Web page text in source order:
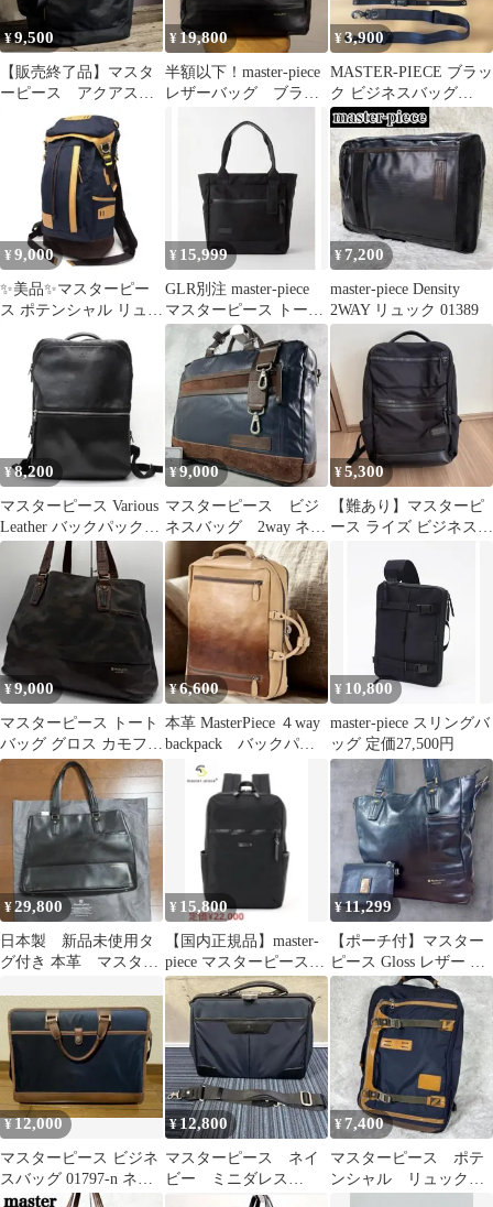
¥9,500
【販売終了品】マスタ
ーピース アクアスキ
ュータムANAコラボ
トートバッグ
¥ 19,800
半額以下！master-piece
レザーバッグ ブラッ
¥3,900
MASTER-PIECE ブラッ
ク ビジネスバッグ
3Way
¥ 9,000
✨美品✨マスターピー
ス ポテンシャル リュッ
ク バックパック ネイビ
ー 大容量
¥ 15,999
GLR別注 master-piece
マスターピース トート
バッグ
¥7,200
master-piece Density
2WAY リュック 01389
¥ 8,200
マスターピース Various
Leather バックパック
24215 黒
¥ 9,000
マスターピース ビジ
ネスバッグ 2way ネイ
ビー ブラウン メン
ズ 日本製
¥5,300
【難あり】マスターピ
ース ライズ ビジネス
¥9,000
マスターピース トート
バッグ グロス カモフラ
迷彩 A4収納 PVCレザ
¥6,600
本革 MasterPiece ４way
backpack バックパッ
ク グラデ
¥ 10,800
master-piece スリングバ
ッグ 定価27,500円
¥29,800
日本製 新品未使用タ
グ付き 本革 マスター
¥ 15,800
【国内正規品】master-
piece マスターピース
スクエアデイパック
BK
¥11,299
【ポーチ付】マスター
ピース Gloss レザー ト
ートバッグ 肩掛け可 黒
大
¥12,000
マスターピース ビジネ
スバッグ 01797-n ネイ
ビー ブラウン
¥12,800
マスターピース ネイ
ビー ミニダレス
2WAYバッグ
¥7,400
マスターピース ポテ
ンシャル リュック